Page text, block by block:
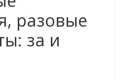
разовые
за и